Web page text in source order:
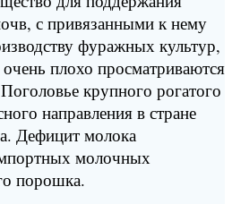
с привязанными к нему
фуражных культур,
плохо просматриваются
крупного рогатого
направления в стране
Дефицит молока
молочных
порошка.